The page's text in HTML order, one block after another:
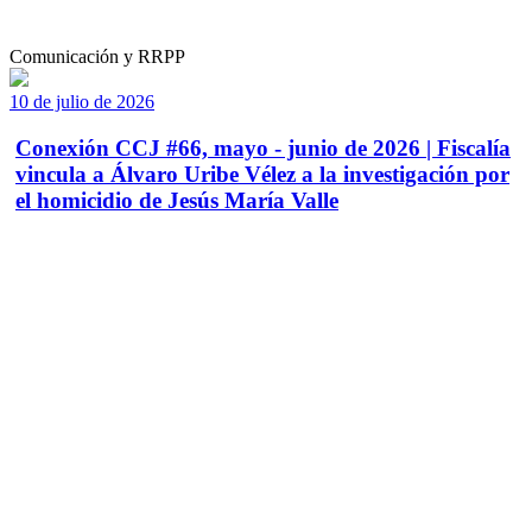
Comunicación y RRPP
10 de julio de 2026
Conexión CCJ #66, mayo - junio de 2026 | Fiscalía
vincula a Álvaro Uribe Vélez a la investigación por
el homicidio de Jesús María Valle